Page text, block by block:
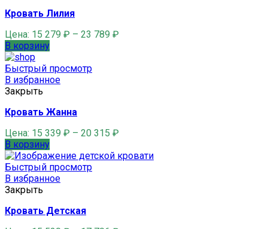
Кровать Лилия
Цена: 15 279 ₽ – 23 789 ₽
В корзину
Быстрый просмотр
В избранное
Закрыть
Кровать Жанна
Цена: 15 339 ₽ – 20 315 ₽
В корзину
Быстрый просмотр
В избранное
Закрыть
Кровать Детская